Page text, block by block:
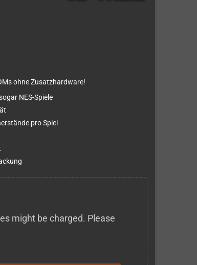
ohne Zusatzhardware!
NES-Spiele
pro Spiel
might be charged. Please